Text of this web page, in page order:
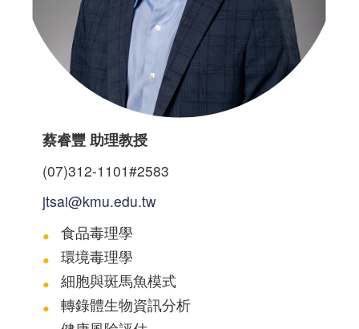
蔡睿豐 助理教授
(07)312-1101#2583
jtsai@kmu.edu.tw
食品毒理學
環境毒理學
細胞與斑馬魚模式
轉錄體生物資訊分析